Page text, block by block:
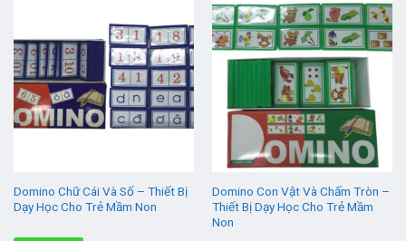
Domino Chữ Cái Và Số – Thiết Bị
Dạy Học Cho Trẻ Mầm Non
Domino Con Vật Và Chấm Tròn –
Thiết Bị Dạy Học Cho Trẻ Mầm
Non